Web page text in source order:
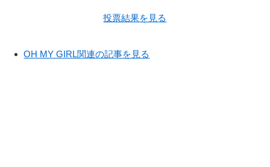
投票結果を見る
OH MY GIRL関連の記事を見る